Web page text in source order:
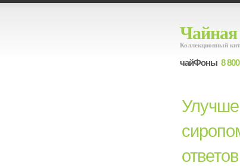
Коллекционный
чайФоны 8